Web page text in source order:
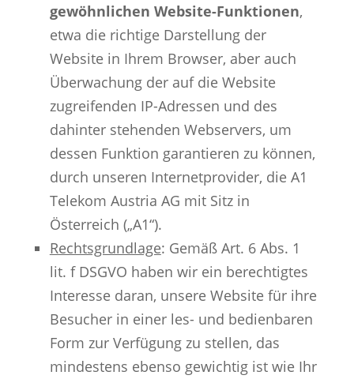
gewöhnlichen Website-Funktionen,
etwa die richtige Darstellung der
Website in Ihrem Browser, aber auch
Überwachung der auf die Website
zugreifenden IP-Adressen und des
dahinter stehenden Webservers, um
dessen Funktion garantieren zu können,
durch unseren Internetprovider, die A1
Telekom Austria AG mit Sitz in
Österreich („A1“).
Rechtsgrundlage: Gemäß Art. 6 Abs. 1
lit. f DSGVO haben wir ein berechtigtes
Interesse daran, unsere Website für ihre
Besucher in einer les- und bedienbaren
Form zur Verfügung zu stellen, das
mindestens ebenso gewichtig ist wie Ihr